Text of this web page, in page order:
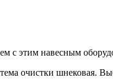
с этим навесным
очистки шнековая.